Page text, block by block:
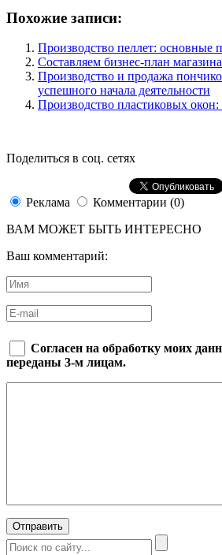
Похожие записи:
Производство пеллет: основные
Составляем бизнес-план
Производство и продажа
успешного начала деятельности
Производство пластиковых окон:
Поделиться в соц. сетях
Реклама
Комментарии (0)
ВАМ МОЖЕТ БЫТЬ ИНТЕРЕСНО
Ваш комментарий:
Согласен на обработку моих
переданы 3-м лицам.